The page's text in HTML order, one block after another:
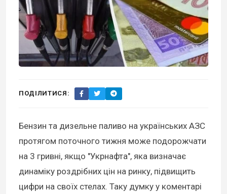
ПОДІЛИТИСЯ:
Бензин та дизельне паливо на українських АЗС
протягом поточного тижня може подорожчати
на 3 гривні, якщо "Укрнафта", яка визначає
динаміку роздрібних цін на ринку, підвищить
цифри на своїх стелах. Таку думку у коментарі